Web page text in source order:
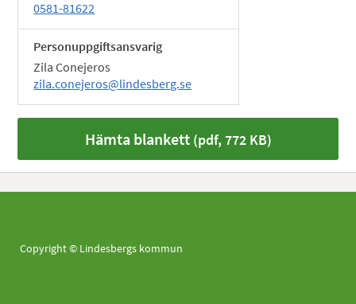
0581-81622
Personuppgiftsansvarig
Zila Conejeros
zila.conejeros@lindesberg.se
Hämta blankett(pdf, 772 KB)
Copyright © Lindesbergs kommun